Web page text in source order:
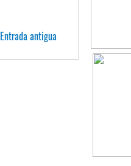
Entrada antigua